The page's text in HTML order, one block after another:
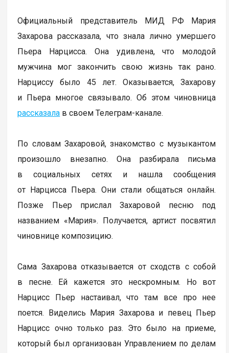
Официальный представитель МИД РФ Мария
Захарова рассказала, что знала лично умершего
Пьера Нарцисса. Она удивлена, что молодой
мужчина мог закончить свою жизнь так рано.
Нарциссу было 45 лет. Оказывается, Захарову
и Пьера многое связывало. Об этом чиновница
рассказала в своем Телеграм-канале.
По словам Захаровой, знакомство с музыкантом
произошло внезапно. Она разбирала письма
в социальных сетях и нашла сообщения
от Нарцисса Пьера. Они стали общаться онлайн.
Позже Пьер прислал Захаровой песню под
названием «Мария». Получается, артист посвятил
чиновнице композицию.
Сама Захарова отказывается от сходств с собой
в песне. Ей кажется это нескромным. Но вот
Нарцисс Пьер настаивал, что там все про нее
поется. Виделись Мария Захарова и певец Пьер
Нарцисс очно только раз. Это было на приеме,
который был организован Управлением по делам